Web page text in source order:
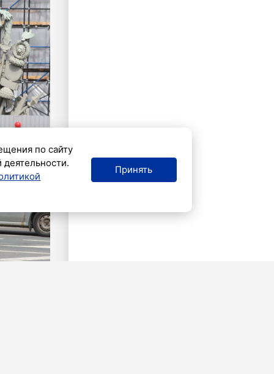
по сайту
Принять